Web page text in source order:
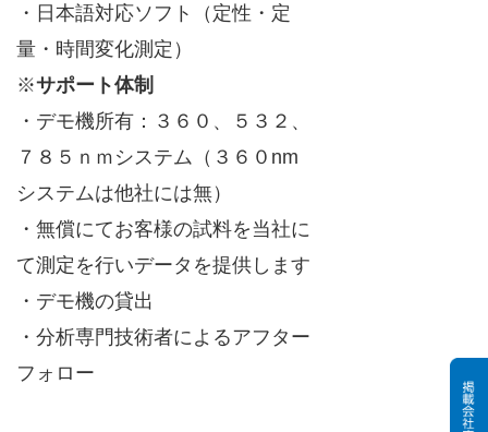
・日本語対応ソフト（定性・定
量・時間変化測定）
※サポート体制
・デモ機所有：３６０、５３２、
７８５ｎｍシステム（３６０nm
システムは他社には無）
・無償にてお客様の試料を当社に
て測定を行いデータを提供します
・デモ機の貸出
・分析専門技術者によるアフター
フォロー